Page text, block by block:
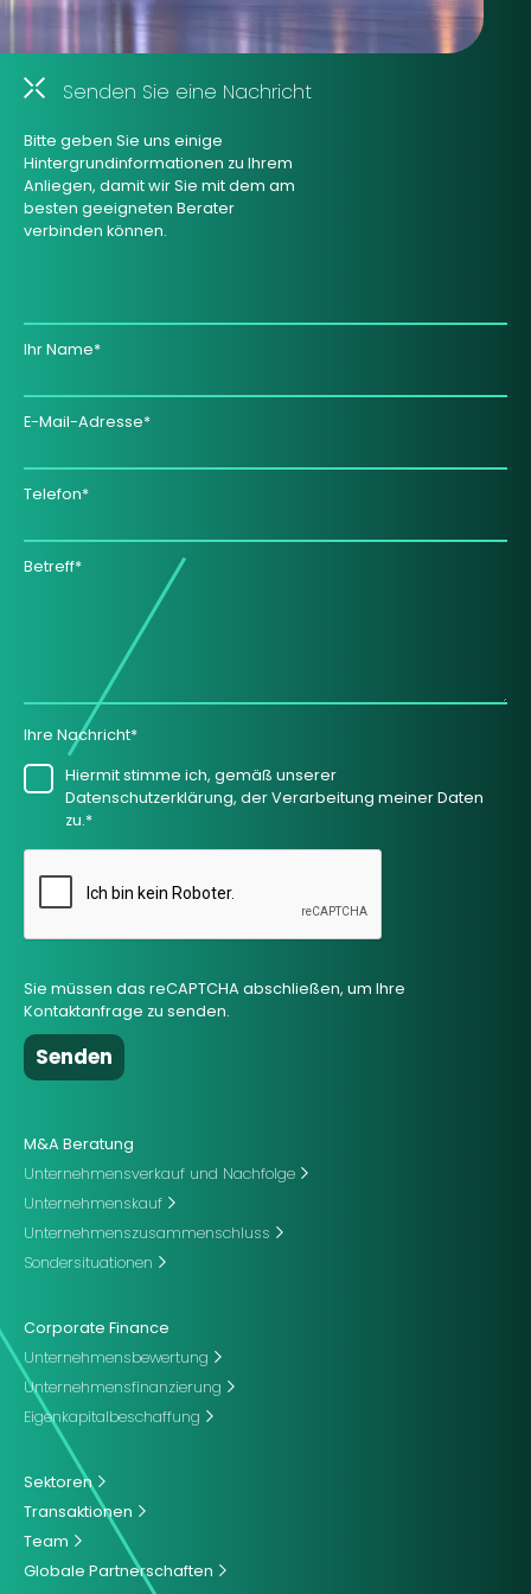
Senden Sie eine Nachricht
Bitte geben Sie uns einige
Hintergrundinformationen zu Ihrem
Anliegen, damit wir Sie mit dem am
besten geeigneten Berater
verbinden können.
Ihr Name*
E-Mail-Adresse*
Telefon*
Betreff*
Ihre Nachricht*
Hiermit stimme ich, gemäß unserer
Datenschutzerklärung, der Verarbeitung meiner Daten
zu.*
Sie müssen das reCAPTCHA abschließen, um Ihre
Kontaktanfrage zu senden.
M&A Beratung
Unternehmensverkauf und Nachfolge
Unternehmenskauf
Unternehmenszusammenschluss
Sondersituationen
Corporate Finance
Unternehmensbewertung
Unternehmensfinanzierung
Eigenkapitalbeschaffung
Sektoren
Transaktionen
Team
Globale Partnerschaften